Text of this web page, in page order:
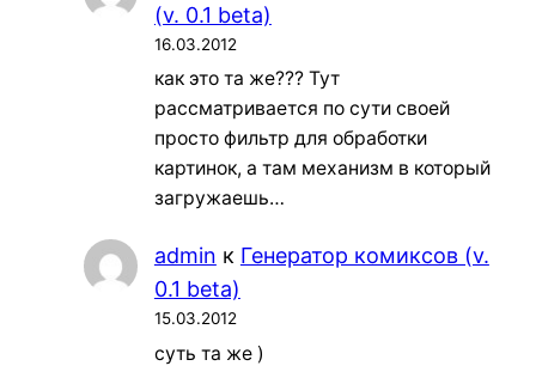
(v. 0.1 beta)
16.03.2012
как это та же??? Тут
рассматривается по сути своей
просто фильтр для обработки
картинок, а там механизм в который
загружаешь…
admin к Генератор комиксов (v.
0.1 beta)
15.03.2012
суть та же )